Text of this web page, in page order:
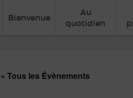
Bienvenue
Au
quotidien
« Tous les Évènements